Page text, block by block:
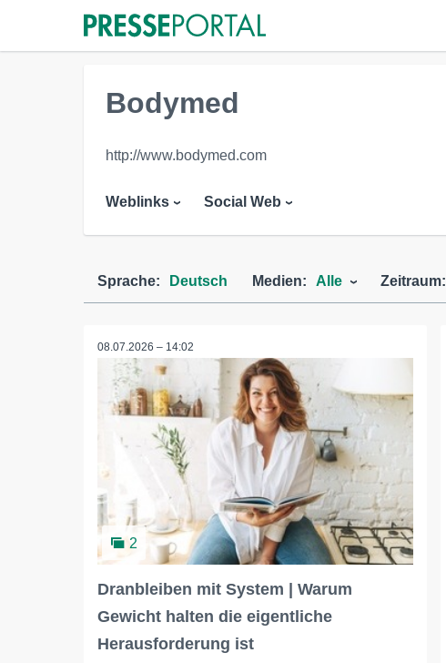
Bodymed
http://www.bodymed.com
Weblinks Social Web
Sprache: Deutsch Medien: Alle Zeitraum:
08.07.2026 – 14:02
2
Dranbleiben mit System | Warum
Gewicht halten die eigentliche
Herausforderung ist